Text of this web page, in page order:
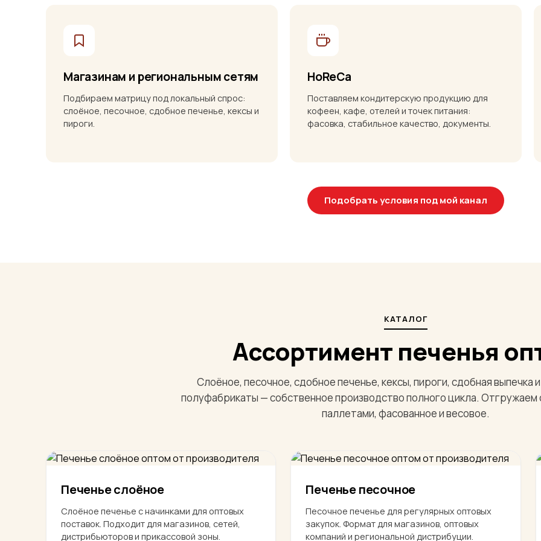
Магазинам и региональным сетям
Подбираем матрицу под локальный спрос:
слоёное, песочное, сдобное печенье, кексы и
пироги.
HoReCa
Поставляем кондитерскую продукцию для
кофеен, кафе, отелей и точек питания:
фасовка, стабильное качество, документы.
Подобрать условия под мой канал
КАТАЛОГ
Ассортимент печенья
Слоёное, песочное, сдобное печенье, кексы, пироги, сдобная выпечка
полуфабрикаты — собственное производство полного цикла. Отгружаем
паллетами, фасованное и весовое.
Печенье слоёное
Слоёное печенье с начинками для оптовых
поставок. Подходит для магазинов, сетей,
дистрибьюторов и прикассовой зоны.
Печенье песочное
Песочное печенье для регулярных оптовых
закупок. Формат для магазинов, оптовых
компаний и региональной дистрибуции.